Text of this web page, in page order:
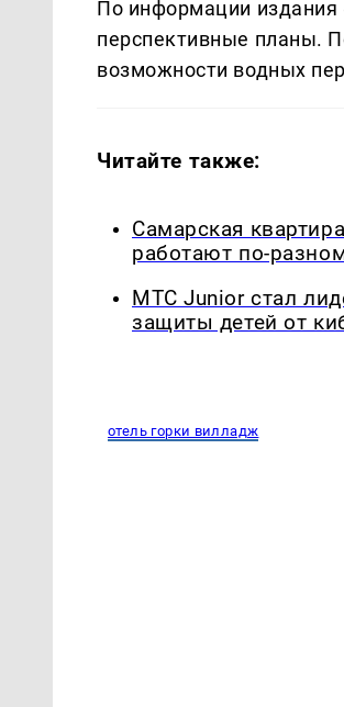
По информации издания
перспективные планы.
возможности водных
Читайте также:
Самарская
работают по-
МТС Junior стал
защиты детей от
отель горки вилладж